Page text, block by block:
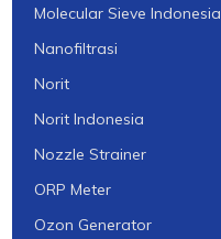
Molecular Sieve Indonesia
Nanofiltrasi
Norit
Norit Indonesia
Nozzle Strainer
ORP Meter
Ozon Generator